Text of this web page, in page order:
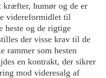
kræfter, humør og de er
videreformidlet til
heste og de rigtige
der visse krav til de
rammer som hesten
en kontrakt, der sikrer
mod videresalg af